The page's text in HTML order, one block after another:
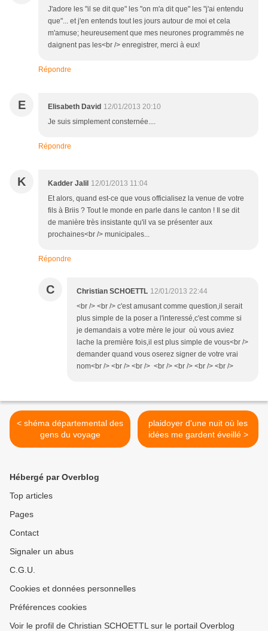
J'adore les "il se dit que" les "on m'a dit que" les "j'ai entendu
que"... et j'en entends tout les jours autour de moi et cela
m'amuse; heureusement que mes neurones programmés ne
daignent pas les<br /> enregistrer, merci à eux!
Répondre
E Elisabeth David 12/01/2013 20:10
Je suis simplement consternée....
Répondre
K Kadder Jalil 12/01/2013 11:04
Et alors, quand est-ce que vous officialisez la venue de votre
fils à Briis ? Tout le monde en parle dans le canton ! Il se dit
de manière très insistante qu'il va se présenter aux
prochaines<br /> municipales...
Répondre
C Christian SCHOETTL 12/01/2013 22:44
<br /> <br /> c'est amusant comme question,il serait
plus simple de la poser a l'interessé,c'est comme si
je demandais a votre mère le jour où vous aviez
lache la première fois,il est plus simple de vous<br />
demander quand vous oserez signer de votre vrai
nom<br /> <br /> <br /> <br /> <br /> <br /> <br />
< shéma départemental des
gens du voyage
plaidoyer d'une nuit où les
idées me gardent éveillé >
Hébergé par Overblog
Top articles
Pages
Contact
Signaler un abus
C.G.U.
Cookies et données personnelles
Préférences cookies
Voir le profil de Christian SCHOETTL sur le portail Overblog